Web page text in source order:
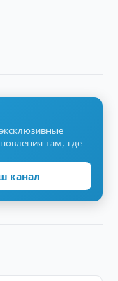
там, где
канал